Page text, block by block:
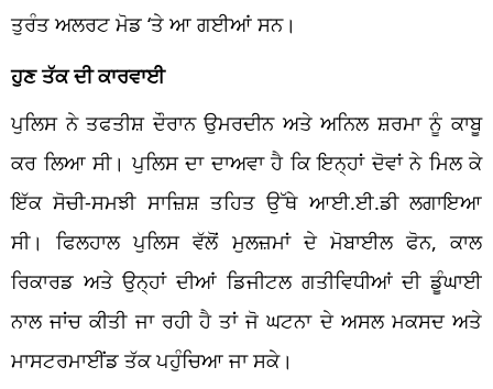
ਤੁਰੰਤ ਅਲਰਟ ਮੋਡ ‘ਤੇ ਆ ਗਈਆਂ ਸਨ।
ਹੁਣ ਤੱਕ ਦੀ ਕਾਰਵਾਈ
ਪੁਲਿਸ ਨੇ ਤਫਤੀਸ਼ ਦੌਰਾਨ ਉਮਰਦੀਨ ਅਤੇ ਅਨਿਲ ਸ਼ਰਮਾ ਨੂੰ ਕਾਬੂ
ਕਰ ਲਿਆ ਸੀ। ਪੁਲਿਸ ਦਾ ਦਾਅਵਾ ਹੈ ਕਿ ਇਨ੍ਹਾਂ ਦੋਵਾਂ ਨੇ ਮਿਲ ਕੇ
ਇੱਕ ਸੋਚੀ-ਸਮਝੀ ਸਾਜ਼ਿਸ਼ ਤਹਿਤ ਉੱਥੇ ਆਈ.ਈ.ਡੀ ਲਗਾਇਆ
ਸੀ। ਫਿਲਹਾਲ ਪੁਲਿਸ ਵੱਲੋਂ ਮੁਲਜ਼ਮਾਂ ਦੇ ਮੋਬਾਈਲ ਫੋਨ, ਕਾਲ
ਰਿਕਾਰਡ ਅਤੇ ਉਨ੍ਹਾਂ ਦੀਆਂ ਡਿਜੀਟਲ ਗਤੀਵਿਧੀਆਂ ਦੀ ਡੂੰਘਾਈ
ਨਾਲ ਜਾਂਚ ਕੀਤੀ ਜਾ ਰਹੀ ਹੈ ਤਾਂ ਜੋ ਘਟਨਾ ਦੇ ਅਸਲ ਮਕਸਦ ਅਤੇ
ਮਾਸਟਰਮਾਈਂਡ ਤੱਕ ਪਹੁੰਚਿਆ ਜਾ ਸਕੇ।